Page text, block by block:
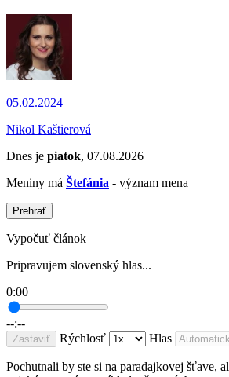
05.02.2024
Nikol Kaštierová
Dnes je piatok, 07.08.2026
Meniny má Štefánia - význam mena
Prehrať
Vypočuť článok
Pripravujem slovenský hlas...
0:00
--:--
Zastaviť Rýchlosť Hlas
Pochutnali by ste si na paradajkovej šťave,